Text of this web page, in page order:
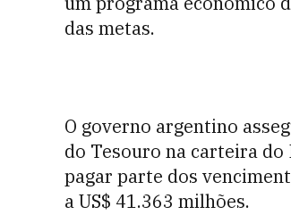
das metas.
O governo argentino
do Tesouro na carteira
pagar parte dos
a US$ 41.363 milhões.